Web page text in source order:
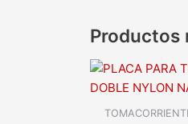
Productos